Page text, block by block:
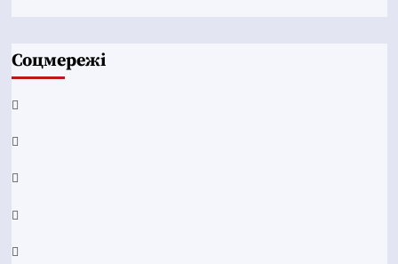
Соцмережі
Facebook
YouTube
Telegram
Instagram
Twitter